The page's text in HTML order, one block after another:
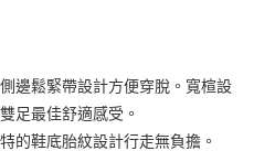
台北富邦商業銀行
兆豐國際商業銀行
台中商業銀行
邊鬆緊帶設計方便穿脫。寬楦設
足最佳舒適感受。
的鞋底胎紋設計行走無負擔。